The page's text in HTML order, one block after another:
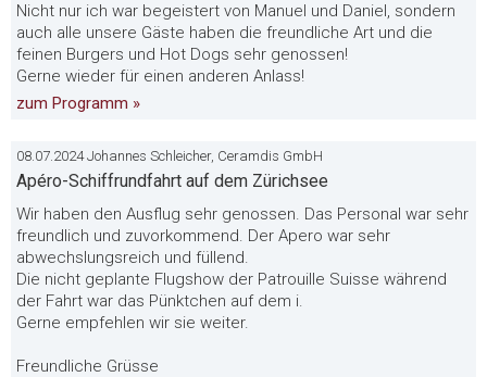
Nicht nur ich war begeistert von Manuel und Daniel, sondern
auch alle unsere Gäste haben die freundliche Art und die
feinen Burgers und Hot Dogs sehr genossen!
Gerne wieder für einen anderen Anlass!
zum Programm »
08.07.2024 Johannes Schleicher, Ceramdis GmbH
Apéro-Schiffrundfahrt auf dem Zürichsee
Wir haben den Ausflug sehr genossen. Das Personal war sehr
freundlich und zuvorkommend. Der Apero war sehr
abwechslungsreich und füllend.
Die nicht geplante Flugshow der Patrouille Suisse während
der Fahrt war das Pünktchen auf dem i.
Gerne empfehlen wir sie weiter.
Freundliche Grüsse